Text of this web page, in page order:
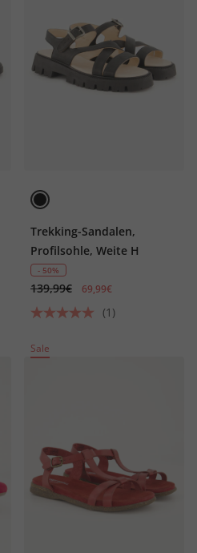
Trekking-Sandalen,
Profilsohle, Weite H
- 50%
139,99€ 69,99€
(1)
Sale